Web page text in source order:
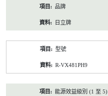
品牌
日立牌
型號
R-VX481PH9
能源效益級別 (1 至 5)